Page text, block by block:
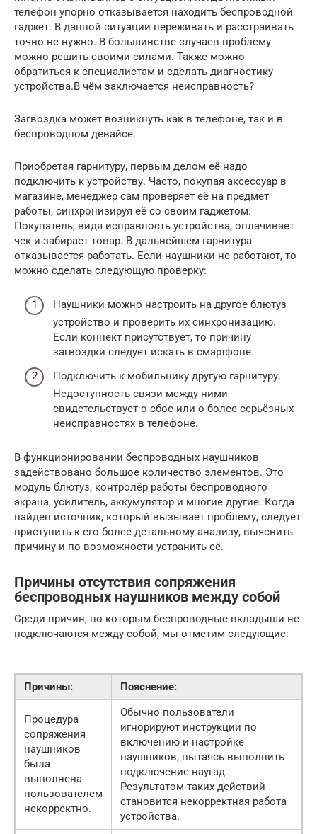
телефон упорно отказывается находить беспроводной
гаджет. В данной ситуации переживать и расстраивать
точно не нужно. В большинстве случаев проблему
можно решить своими силами. Также можно
обратиться к специалистам и сделать диагностику
устройства.В чём заключается неисправность?
Загвоздка может возникнуть как в телефоне, так и в
беспроводном девайсе.
Приобретая гарнитуру, первым делом её надо
подключить к устройству. Часто, покупая аксессуар в
магазине, менеджер сам проверяет её на предмет
работы, синхронизируя её со своим гаджетом.
Покупатель, видя исправность устройства, оплачивает
чек и забирает товар. В дальнейшем гарнитура
отказывается работать. Если наушники не работают, то
можно сделать следующую проверку:
Наушники можно настроить на другое блютуз
устройство и проверить их синхронизацию.
Если коннект присутствует, то причину
загвоздки следует искать в смартфоне.
Подключить к мобильнику другую гарнитуру.
Недоступность связи между ними
свидетельствует о сбое или о более серьёзных
неисправностях в телефоне.
В функционировании беспроводных наушников
задействовано большое количество элементов. Это
модуль блютуз, контролёр работы беспроводного
экрана, усилитель, аккумулятор и многие другие. Когда
найден источник, который вызывает проблему, следует
приступить к его более детальному анализу, выяснить
причину и по возможности устранить её.
Причины отсутствия сопряжения
беспроводных наушников между собой
Среди причин, по которым беспроводные вкладыши не
подключаются между собой, мы отметим следующие:
Причины: Пояснение:
Процедура
сопряжения
наушников
была
выполнена
пользователем
некорректно.
Обычно пользователи
игнорируют инструкции по
включению и настройке
наушников, пытаясь выполнить
подключение наугад.
Результатом таких действий
становится некорректная работа
устройства.